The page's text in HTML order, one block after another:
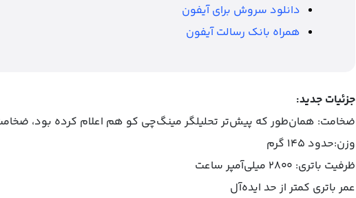
دانلود سروش برای آیفون
همراه بانک رسالت آیفون
جزئیات جدید:
ضخامت: همان‌طور که پیش‌تر تحلیلگر مینگ‌چی کو هم اعلام کرده بود، ضخامت دستگاه ۵.۵
وزن:حدود ۱۴۵ گرم
ظرفیت باتری: ۲۸۰۰ میلی‌آمپر ساعت
عمر باتری کمتر از حد ایده‌آل